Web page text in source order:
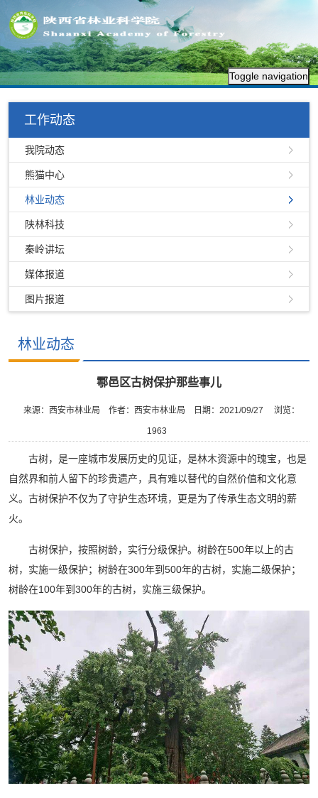
Toggle navigation
工作动态
我院动态
熊猫中心
林业动态
陕林科技
秦岭讲坛
媒体报道
图片报道
林业动态
鄠邑区古树保护那些事儿
来源：西安市林业局 作者：西安市林业局 日期：2021/09/27 浏览：
1963
古树，是一座城市发展历史的见证，是林木资源中的瑰宝，也是
自然界和前人留下的珍贵遗产，具有难以替代的自然价值和文化意
义。古树保护不仅为了守护生态环境，更是为了传承生态文明的薪
火。
古树保护，按照树龄，实行分级保护。树龄在500年以上的古
树，实施一级保护；树龄在300年到500年的古树，实施二级保护；
树龄在100年到300年的古树，实施三级保护。